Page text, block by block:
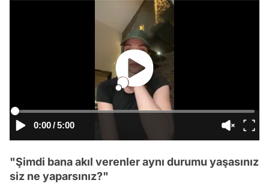
0:00/5:00
"Şimdi bana akıl verenler aynı durumu yaşasınız
siz ne yaparsınız?"